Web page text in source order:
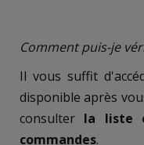
Comment puis-je
Il vous suffit
disponible après
consulter la liste
commandes.